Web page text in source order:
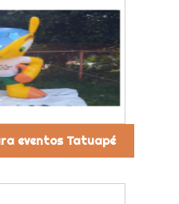
eventos Tatuapé